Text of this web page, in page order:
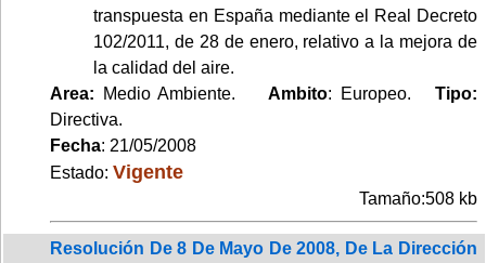
transpuesta en España mediante el Real Decreto
102/2011, de 28 de enero, relativo a la mejora de
la calidad del aire.
Area: Medio Ambiente. Ambito: Europeo. Tipo:
Directiva.
Fecha: 21/05/2008
Estado: Vigente
Tamaño:508 kb
Resolución De 8 De Mayo De 2008, De La Dirección